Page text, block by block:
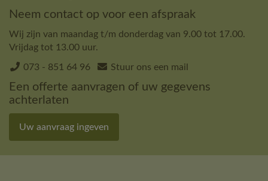
Neem contact op voor een afspraak
Wij zijn van maandag t/m donderdag van 9.00 tot 17.00.
Vrijdag tot 13.00 uur.
073 - 851 64 96 Stuur ons een mail
Een offerte aanvragen of uw gegevens
achterlaten
Uw aanvraag ingeven